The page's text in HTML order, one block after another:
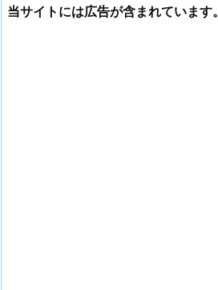
当サイトには広告が含まれています。